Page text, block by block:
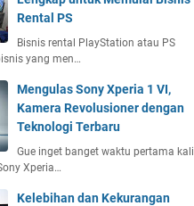
Rental PS
Bisnis rental PlayStation atau PS
yang men…
Mengulas Sony Xperia 1 VI,
Kamera Revolusioner dengan
Teknologi Terbaru
Gue inget banget waktu pertama kali
Xperia…
Kelebihan dan Kekurangan